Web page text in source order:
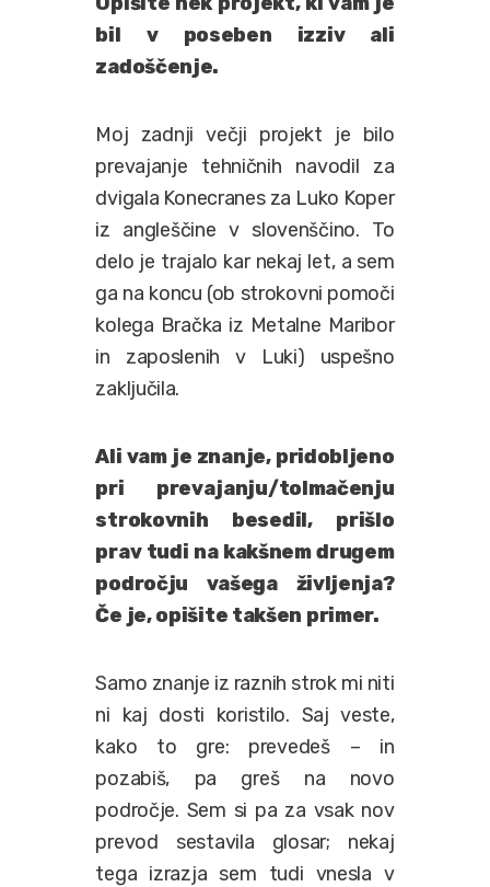
bil v poseben izziv ali
zadoščenje.
Moj zadnji večji projekt je bilo
prevajanje tehničnih navodil za
dvigala Konecranes za Luko Koper
iz angleščine v slovenščino. To
delo je trajalo kar nekaj let, a sem
ga na koncu (ob strokovni pomoči
kolega Bračka iz Metalne Maribor
in zaposlenih v Luki) uspešno
zaključila.
Ali vam je znanje, pridobljeno
pri prevajanju/tolmačenju
strokovnih besedil, prišlo
prav tudi na kakšnem drugem
področju vašega življenja?
Če je, opišite takšen primer.
Samo znanje iz raznih strok mi niti
ni kaj dosti koristilo. Saj veste,
kako to gre: prevedeš – in
pozabiš, pa greš na novo
področje. Sem si pa za vsak nov
prevod sestavila glosar; nekaj
tega izrazja sem tudi vnesla v